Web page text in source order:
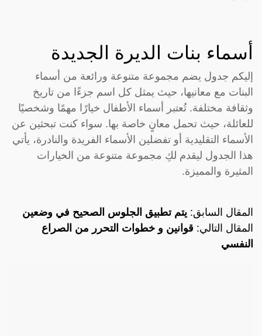
أسماء بنات الديرة الجديدة
إليكم جدول يضم مجموعة متنوعة ورائعة من أسماء
البنات مع معانيها، حيث يمثل كل اسم جزءًا من تاريخ
وثقافة مختلفة. تُعتبر أسماء الأطفال خيارًا مهمًا وشخصيًا
للعائلة، حيث تحمل معانٍ خاصة بها. سواء كنت تبحثين عن
الأسماء التقليدية أو تفضلين الأسماء الفريدة والنادرة، يأتي
هذا الجدول ليقدم لكِ مجموعة متنوعة من الخيارات
المثيرة والمميزة.
المقال السابق: يتم تطبيق الجلوس الصحيح في وضعين
المقال التالي: قوانين و خطوات التحرر من الصراع
النفسي